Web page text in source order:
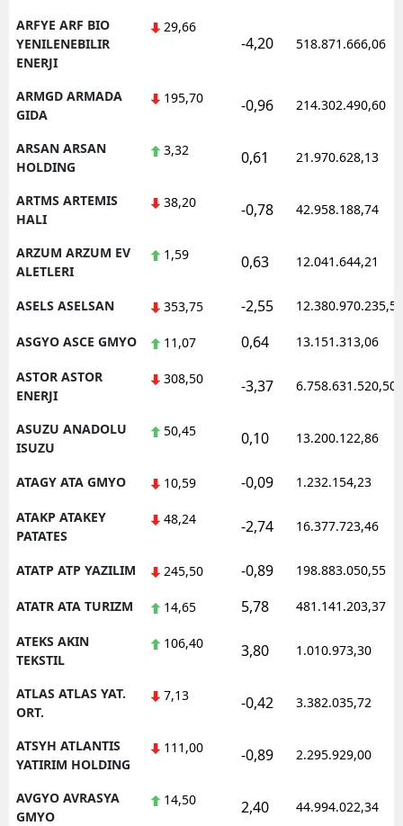
ARFYE ARF BIO
YENILENEBILIR
ENERJI
29,66
-4,20 518.871.666,06
ARMGD ARMADA
GIDA
195,70 -0,96 214.302.490,60
ARSAN ARSAN
HOLDING
3,32 0,61 21.970.628,13
ARTMS ARTEMIS
HALI
38,20 -0,78 42.958.188,74
ARZUM ARZUM EV
ALETLERI
1,59 0,63 12.041.644,21
ASELS ASELSAN 353,75 -2,55 12.380.970.235,50
ASGYO ASCE GMYO 11,07 0,64 13.151.313,06
ASTOR ASTOR
ENERJI
308,50 -3,37 6.758.631.520,50
ASUZU ANADOLU
ISUZU
50,45 0,10 13.200.122,86
ATAGY ATA GMYO 10,59 -0,09 1.232.154,23
ATAKP ATAKEY
PATATES
48,24 -2,74 16.377.723,46
ATATP ATP YAZILIM 245,50 -0,89 198.883.050,55
ATATR ATA TURIZM 14,65 5,78 481.141.203,37
ATEKS AKIN
TEKSTIL
106,40 3,80 1.010.973,30
ATLAS ATLAS YAT.
ORT.
7,13 -0,42 3.382.035,72
ATSYH ATLANTIS
YATIRIM HOLDING
111,00 -0,89 2.295.929,00
AVGYO AVRASYA
GMYO
14,50 2,40 44.994.022,34